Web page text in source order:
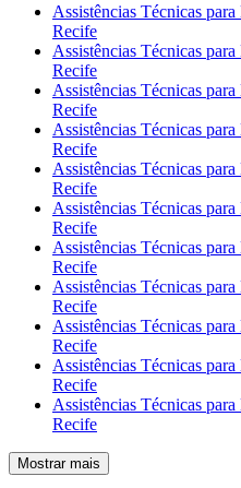
Assistências Técnicas
Recife
Assistências Técnicas
Recife
Assistências Técnicas
Recife
Assistências Técnicas
Recife
Assistências Técnicas
Recife
Assistências Técnicas
Recife
Assistências Técnicas
Recife
Assistências Técnicas
Recife
Assistências Técnicas
Recife
Assistências Técnicas
Recife
Assistências Técnicas
Recife
Mostrar mais